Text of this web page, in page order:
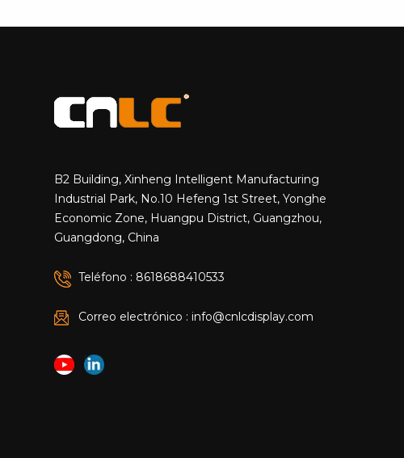
B2 Building, Xinheng Intelligent Manufacturing
Industrial Park, No.10 Hefeng 1st Street, Yonghe
Economic Zone, Huangpu District, Guangzhou,
Guangdong, China
Teléfono : 8618688410533
Correo electrónico : info@cnlcdisplay.com